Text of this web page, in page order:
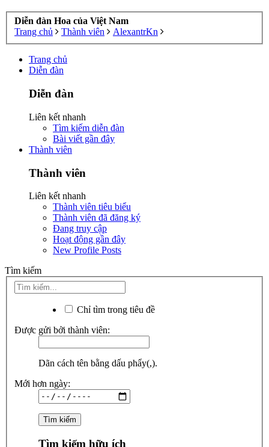
Diễn đàn Hoa của Việt Nam
Trang chủ
Thành viên AlexantrKn
Trang chủ
Diễn đàn
Diễn đàn
Liên kết nhanh
Tìm kiếm diễn đàn
Bài viết gần đây
Thành viên
Thành viên
Liên kết nhanh
Thành viên tiêu biểu
Thành viên đã đăng ký
Đang truy cập
Hoạt động gần đây
New Profile Posts
Tìm kiếm
Chỉ tìm trong tiêu đề
Được gửi bởi thành viên:
Dãn cách tên bằng dấu phẩy(,).
Mới hơn ngày:
Tìm kiếm hữu ích